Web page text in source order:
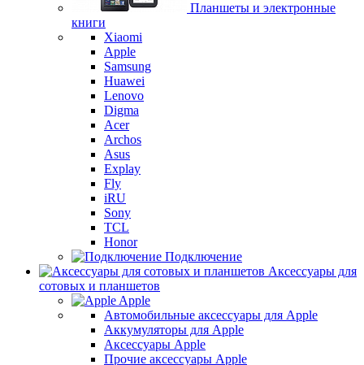
Планшеты и электронные
книги
Xiaomi
Apple
Samsung
Huawei
Lenovo
Digma
Acer
Archos
Asus
Explay
Fly
iRU
Sony
TCL
Honor
Подключение
Аксессуары для
сотовых и планшетов
Apple
Автомобильные аксессуары для Apple
Аккумуляторы для Apple
Аксессуары Apple
Прочие аксессуары Apple